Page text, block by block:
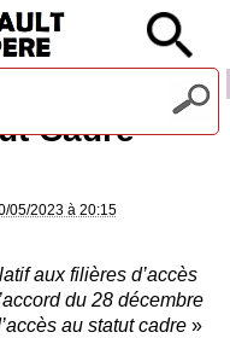
Cadre
05/2023 à 20:15
aux filières d’accès
du 28 décembre
au statut cadre»